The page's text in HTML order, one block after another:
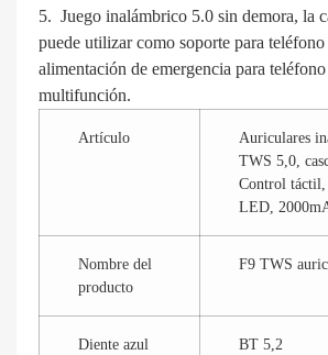
5. Juego inalámbrico 5.0 sin demora, la
puede utilizar como soporte para
alimentación de emergencia para
multifunción.
Artículo
Auriculares
TWS 5,0,
Control táctil,
LED,
Nombre del
producto
F9 TWS
Diente azul
BT 5,2